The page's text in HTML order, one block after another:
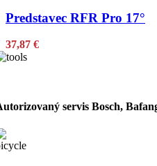
Predstavec RFR Pro 17°
37,87 €
servis Bosch,